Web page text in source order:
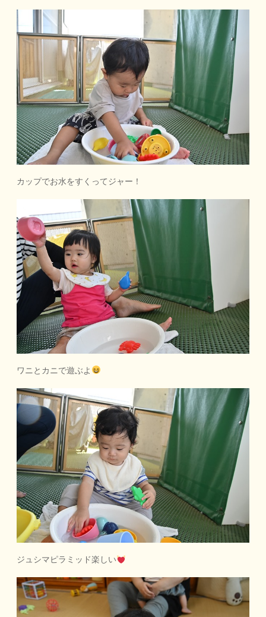
カップでお水をすくってジャー！
ワニとカニで遊ぶよ
ジュシマピラミッド楽しい